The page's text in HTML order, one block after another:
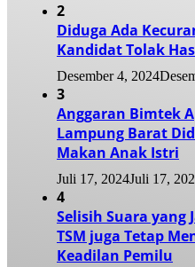
2
Diduga Ada
Kandidat Tolak
Desember 4, 2024
3
Anggaran Bimtek
Lampung Barat
Makan Anak Istri
Juli 17, 2024Juli 17,
4
Selisih Suara yang
TSM juga Tetap
Keadilan Pemilu